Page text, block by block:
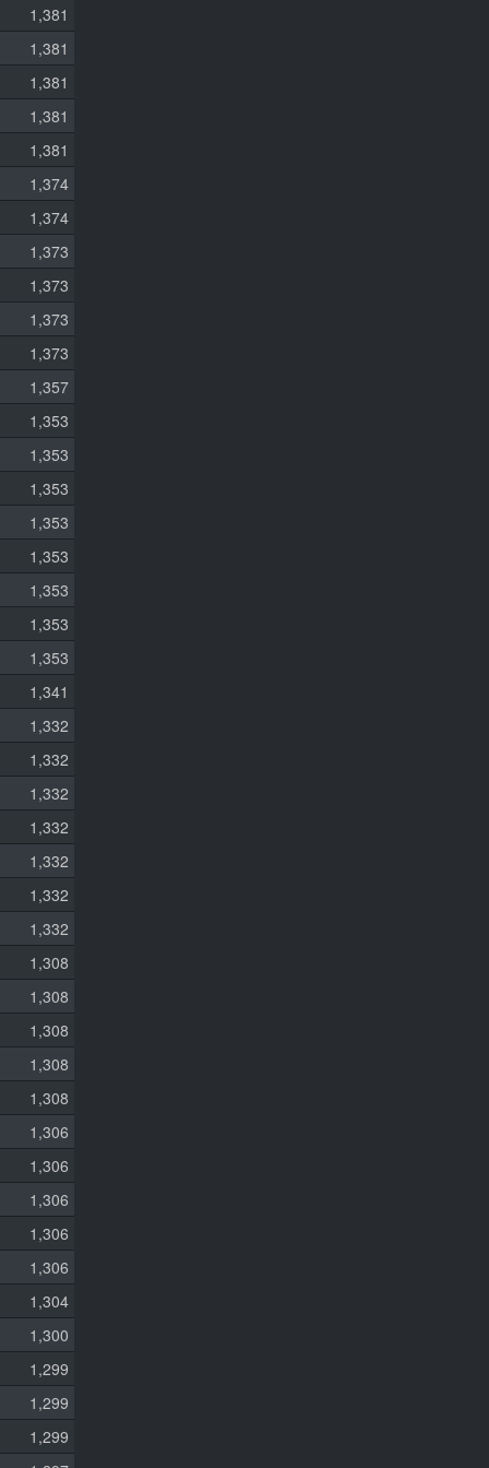
1,381
1,381
1,381
1,381
1,381
1,374
1,374
1,373
1,373
1,373
1,373
1,357
1,353
1,353
1,353
1,353
1,353
1,353
1,353
1,353
1,341
1,332
1,332
1,332
1,332
1,332
1,332
1,332
1,308
1,308
1,308
1,308
1,308
1,306
1,306
1,306
1,306
1,306
1,304
1,300
1,299
1,299
1,299